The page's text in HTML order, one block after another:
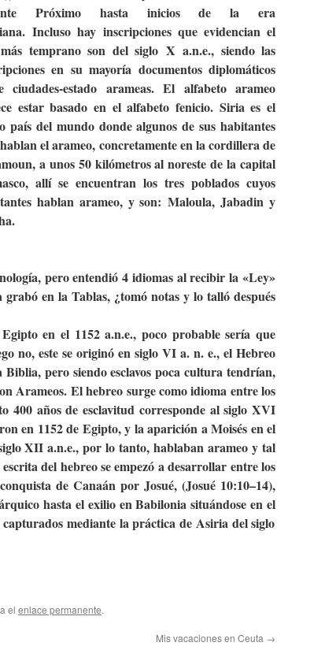
Próximo hasta inicios de la era
Incluso hay inscripciones que evidencian el
temprano son del siglo X a.n.e., siendo las
en su mayoría documentos diplomáticos
ciudades-estado arameas. El alfabeto arameo
estar basado en el alfabeto fenicio. Siria es el
país del mundo donde algunos de sus habitantes
el arameo, concretamente en la cordillera de
a unos 50 kilómetros al noreste de la capital
allí se encuentran los tres poblados cuyos
hablan arameo, y son: Maloula, Jabadin y
pero entendió 4 idiomas al recibir la «Ley»
en la Tablas, ¿tomó notas y lo talló después
en el 1152 a.n.e., poco probable sería que
no, este se originó en siglo VI a. n. e., el Hebreo
pero siendo esclavos poca cultura tendrían,
Arameos. El hebreo surge como idioma entre los
400 años de esclavitud corresponde al siglo XVI
en 1152 de Egipto, y la aparición a Moisés en el
XII a.n.e., por lo tanto, hablaban arameo y tal
del hebreo se empezó a desarrollar entre los
de Canaán por Josué, (Josué 10:10–14),
hasta el exilio en Babilonia situándose en el
mediante la práctica de Asiria del siglo
el enlace permanente.
Mis vacaciones en Ceuta →